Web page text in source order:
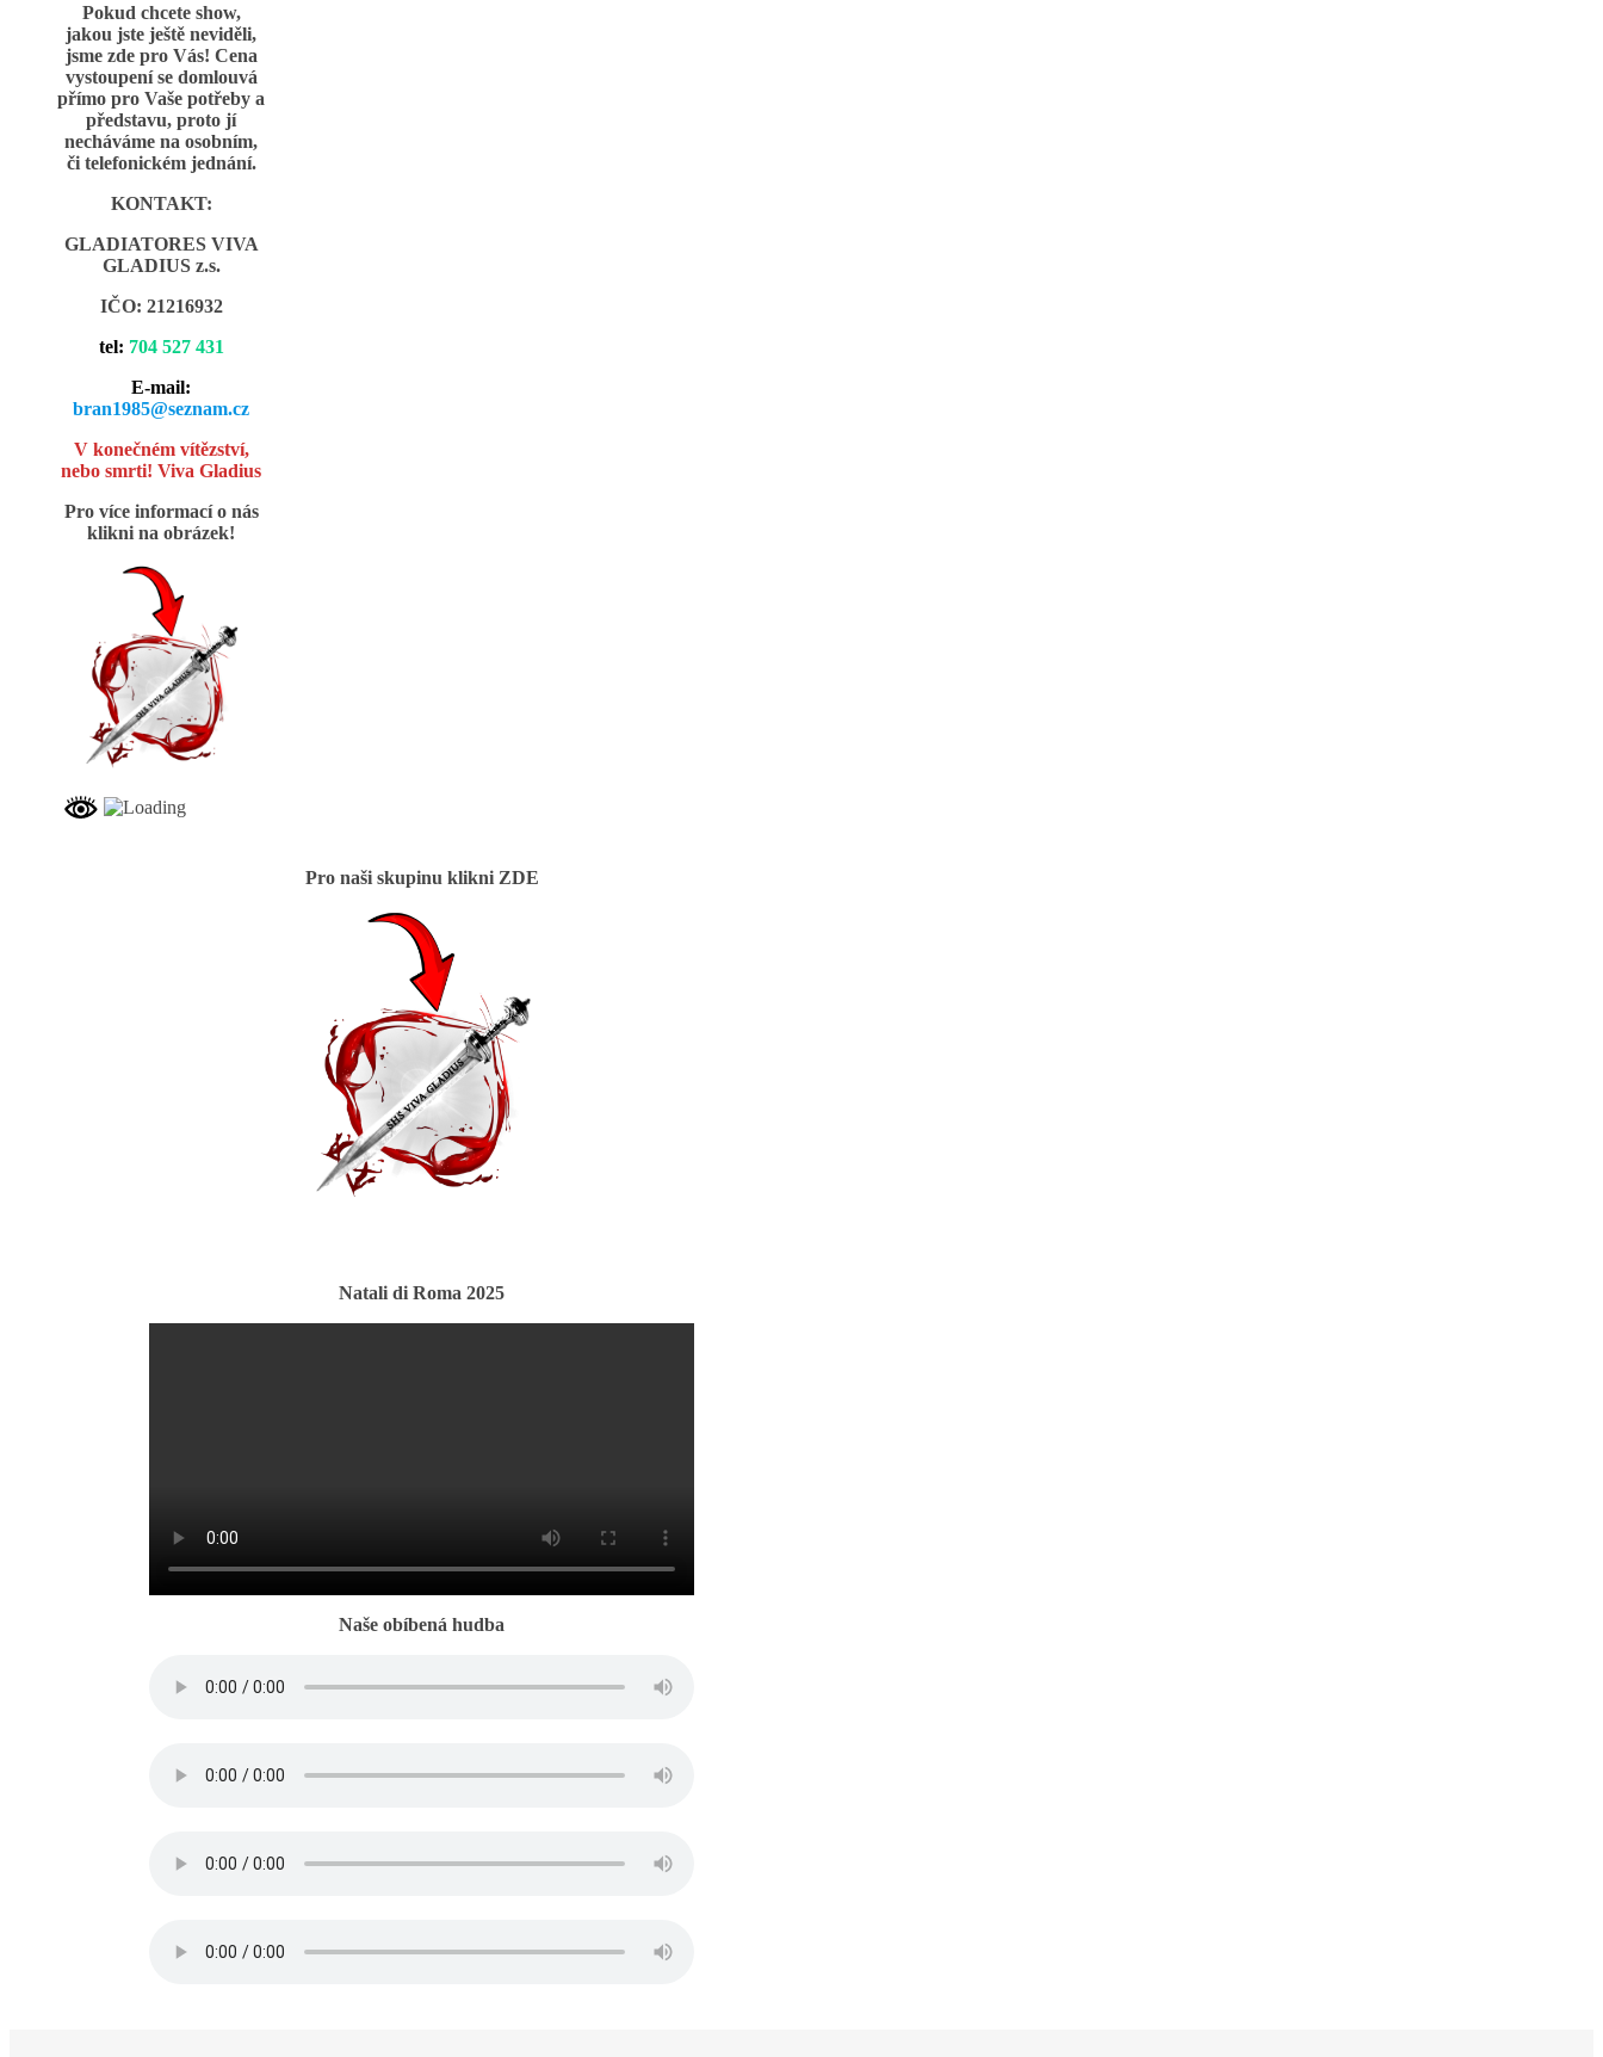
Pokud chcete show,
jakou jste ještě neviděli,
jsme zde pro Vás! Cena
vystoupení se domlouvá
přímo pro Vaše potřeby a
představu, proto jí
necháváme na osobním,
či telefonickém jednání.
KONTAKT:
GLADIATORES VIVA
GLADIUS z.s.
IČO: 21216932
tel: 704 527 431
E-mail:
bran1985@seznam.cz
V konečném vítězství,
nebo smrti! Viva Gladius
Pro více informací o nás
klikni na obrázek!
Pro naši skupinu klikni ZDE
Natali di Roma 2025
Naše obíbená hudba